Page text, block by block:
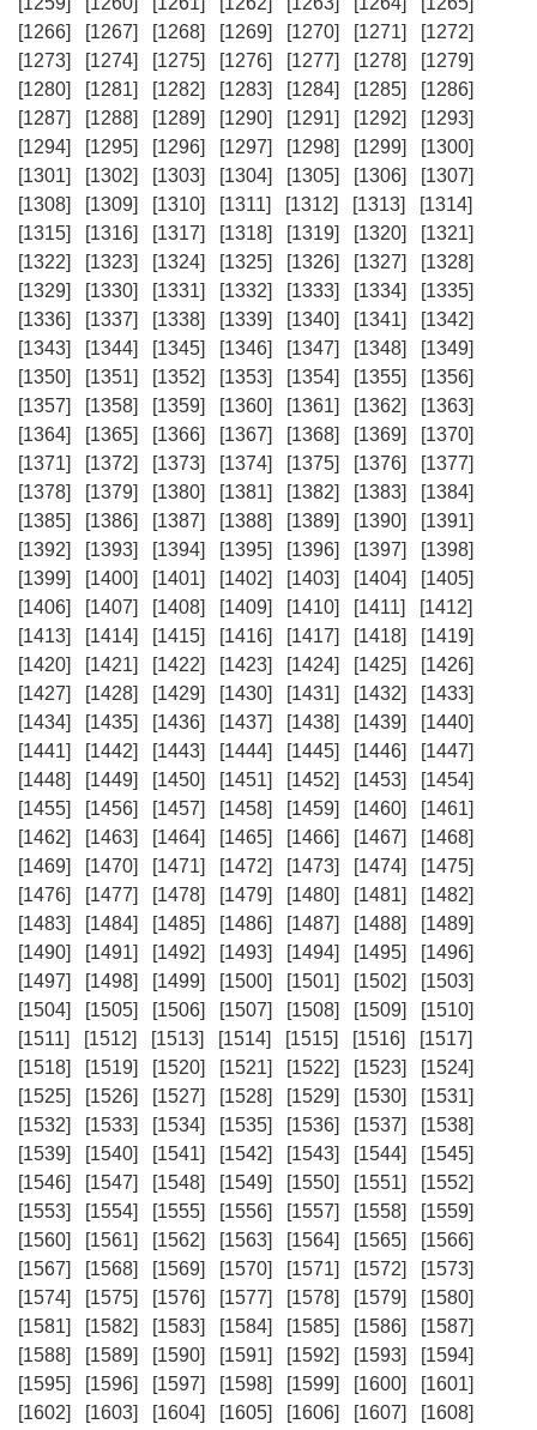
[1266]
[1267] [1268] [1269] [1270] [1271]
[1272]
[1273]
[1274] [1275] [1276] [1277] [1278]
[1279]
[1280]
[1281] [1282] [1283] [1284] [1285]
[1286]
[1287]
[1288] [1289] [1290] [1291] [1292]
[1293]
[1294]
[1295] [1296] [1297] [1298] [1299]
[1300]
[1301]
[1302] [1303] [1304] [1305] [1306]
[1307]
[1308]
[1309] [1310] [1311] [1312] [1313]
[1314]
[1315]
[1316] [1317] [1318] [1319] [1320]
[1321]
[1322]
[1323] [1324] [1325] [1326] [1327]
[1328]
[1329]
[1330] [1331] [1332] [1333] [1334]
[1335]
[1336]
[1337] [1338] [1339] [1340] [1341]
[1342]
[1343]
[1344] [1345] [1346] [1347] [1348]
[1349]
[1350]
[1351] [1352] [1353] [1354] [1355]
[1356]
[1357]
[1358] [1359] [1360] [1361] [1362]
[1363]
[1364]
[1365] [1366] [1367] [1368] [1369]
[1370]
[1371]
[1372] [1373] [1374] [1375] [1376]
[1377]
[1378]
[1379] [1380] [1381] [1382] [1383]
[1384]
[1385]
[1386] [1387] [1388] [1389] [1390]
[1391]
[1392]
[1393] [1394] [1395] [1396] [1397]
[1398]
[1399]
[1400] [1401] [1402] [1403] [1404]
[1405]
[1406]
[1407] [1408] [1409] [1410] [1411]
[1412]
[1413]
[1414] [1415] [1416] [1417] [1418]
[1419]
[1420]
[1421] [1422] [1423] [1424] [1425]
[1426]
[1427]
[1428] [1429] [1430] [1431] [1432]
[1433]
[1434]
[1435] [1436] [1437] [1438] [1439]
[1440]
[1441]
[1442] [1443] [1444] [1445] [1446]
[1447]
[1448]
[1449] [1450] [1451] [1452] [1453]
[1454]
[1455]
[1456] [1457] [1458] [1459] [1460]
[1461]
[1462]
[1463] [1464] [1465] [1466] [1467]
[1468]
[1469]
[1470] [1471] [1472] [1473] [1474]
[1475]
[1476]
[1477] [1478] [1479] [1480] [1481]
[1482]
[1483]
[1484] [1485] [1486] [1487] [1488]
[1489]
[1490]
[1491] [1492] [1493] [1494] [1495]
[1496]
[1497]
[1498] [1499] [1500] [1501] [1502]
[1503]
[1504]
[1505] [1506] [1507] [1508] [1509]
[1510]
[1511]
[1512] [1513] [1514] [1515] [1516]
[1517]
[1518]
[1519] [1520] [1521] [1522] [1523]
[1524]
[1525]
[1526] [1527] [1528] [1529] [1530]
[1531]
[1532]
[1533] [1534] [1535] [1536] [1537]
[1538]
[1539]
[1540] [1541] [1542] [1543] [1544]
[1545]
[1546]
[1547] [1548] [1549] [1550] [1551]
[1552]
[1553]
[1554] [1555] [1556] [1557] [1558]
[1559]
[1560]
[1561] [1562] [1563] [1564] [1565]
[1566]
[1567]
[1568] [1569] [1570] [1571] [1572]
[1573]
[1574]
[1575] [1576] [1577] [1578] [1579]
[1580]
[1581]
[1582] [1583] [1584] [1585] [1586]
[1587]
[1588]
[1589] [1590] [1591] [1592] [1593]
[1594]
[1595]
[1596] [1597] [1598] [1599] [1600]
[1601]
[1602]
[1603] [1604] [1605] [1606] [1607]
[1608]